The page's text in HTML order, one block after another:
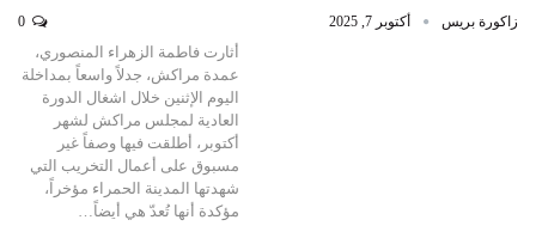
زاكورة بريس أكتوبر 7, 2025
أثارت فاطمة الزهراء المنصوري،
عمدة مراكش، جدلاً واسعاً بمداخلة
اليوم الإثنين خلال اشغال الدورة
العادية لمجلس مراكش لشهر
أكتوبر، أطلقت فيها وصفاً غير
مسبوق على أعمال التخريب التي
شهدتها المدينة الحمراء مؤخراً،
مؤكدة أنها تُعدّ هي أيضاً…